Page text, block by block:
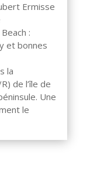
Ermisse
:
et bonnes
la
de l’île de
Une
le